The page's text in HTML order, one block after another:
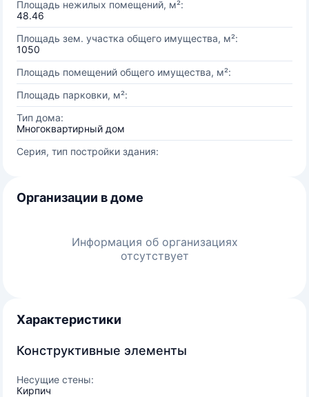
Площадь нежилых помещений, м²:
48.46
Площадь зем. участка общего имущества, м²:
1050
Площадь помещений общего имущества, м²:
Площадь парковки, м²:
Тип дома:
Многоквартирный дом
Серия, тип постройки здания:
Организации в доме
Информация об организациях
отсутствует
Характеристики
Конструктивные элементы
Несущие стены:
Кирпич